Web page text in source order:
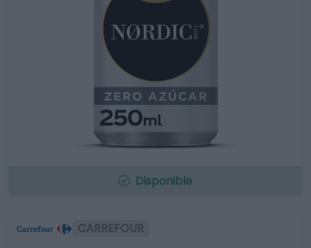
Disponible
CARREFOUR